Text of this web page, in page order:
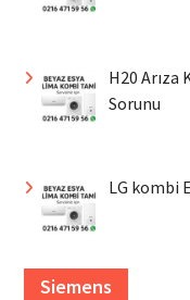
H20 Arıza
Sorunu
LG kombi
Siemens